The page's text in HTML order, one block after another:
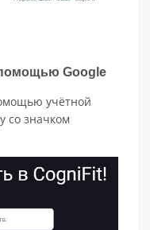
помощью Google
учётной
со значком